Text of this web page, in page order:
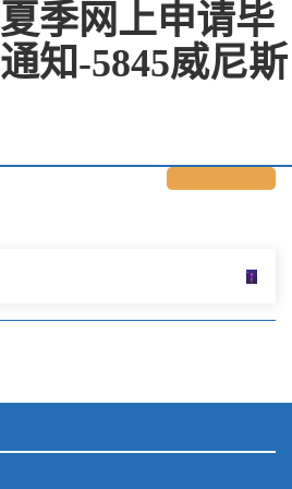
季网上申请毕
知-5845威尼斯